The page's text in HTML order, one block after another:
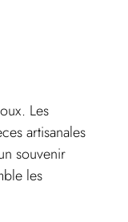
Les
artisanales
souvenir
les